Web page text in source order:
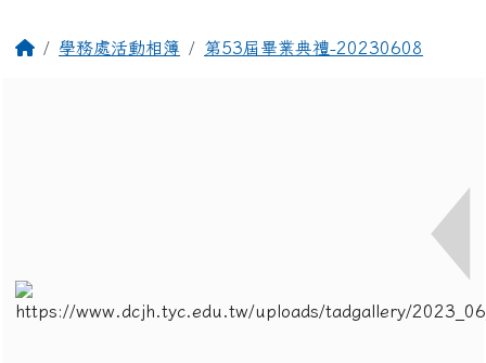
回首頁學務處活動相簿 第53屆畢業典禮-20230608